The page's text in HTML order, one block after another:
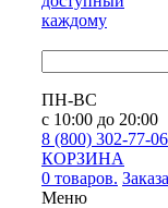
каждому
ПН-ВС
с 10:00 до 20:00
8 (800) 302-77-06
КОРЗИНА
0 товаров.
Меню